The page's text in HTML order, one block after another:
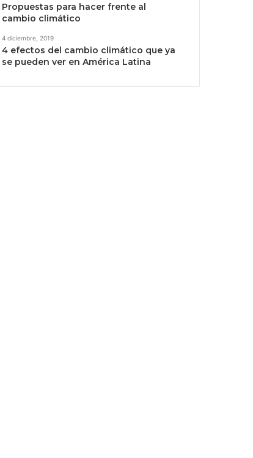
Propuestas para hacer frente al
cambio climático
4 diciembre, 2019
4 efectos del cambio climático que ya
se pueden ver en América Latina